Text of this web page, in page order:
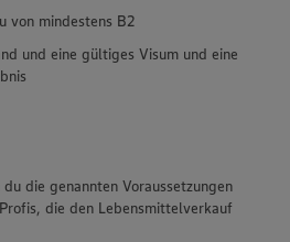
von mindestens B2
und eine gültiges Visum und eine
die genannten Voraussetzungen
die den Lebensmittelverkauf